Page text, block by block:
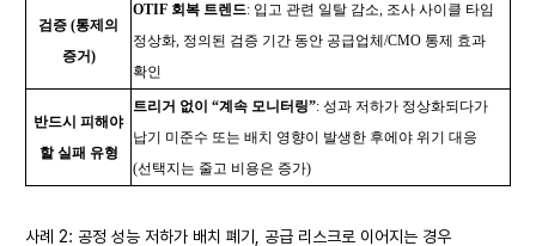
검증 (통제의
증거)
OTIF 회복 트렌드: 입고 관련 일탈 감소, 조사 사이클 타임
정상화, 정의된 검증 기간 동안 공급업체/CMO 통제 효과
확인
반드시 피해야
할 실패 유형
트리거 없이 “계속 모니터링”: 성과 저하가 정상화되다가
납기 미준수 또는 배치 영향이 발생한 후에야 위기 대응
(선택지는 줄고 비용은 증가)
사례 2: 공정 성능 저하가 배치 폐기, 공급 리스크로 이어지는 경우